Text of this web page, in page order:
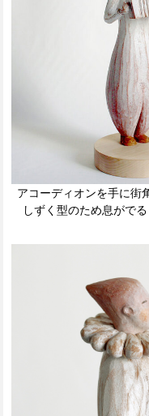
アコーディオンを手に街
しずく型のため息がで